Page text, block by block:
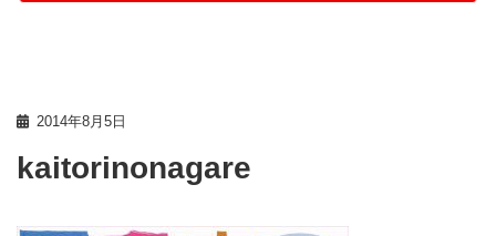
2014年8月5日
kaitorinonagare